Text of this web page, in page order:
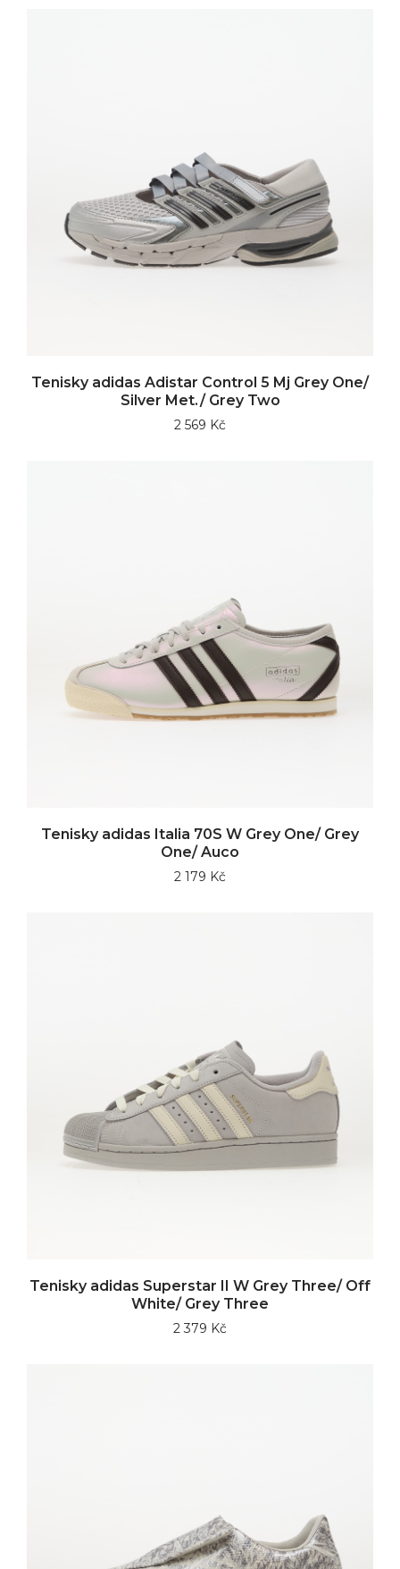
Tenisky adidas Adistar Control 5 Mj Grey One/
Silver Met./ Grey Two
2 569 Kč
Tenisky adidas Italia 70S W Grey One/ Grey
One/ Auco
2 179 Kč
Tenisky adidas Superstar II W Grey Three/ Off
White/ Grey Three
2 379 Kč